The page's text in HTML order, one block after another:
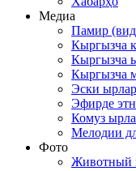
Медиа
Памир
Кыргызча
Кыргызча
Кыргызча
Эски ырлар
Эфирде
Комуз
Мелодии
Фото
Животный